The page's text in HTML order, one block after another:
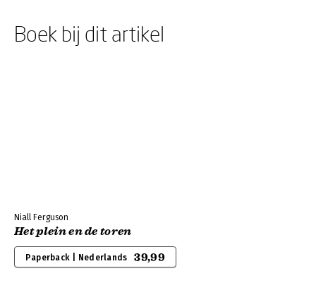
Boek bij dit artikel
Niall Ferguson
Het plein en de toren
Paperback | Nederlands 39,99